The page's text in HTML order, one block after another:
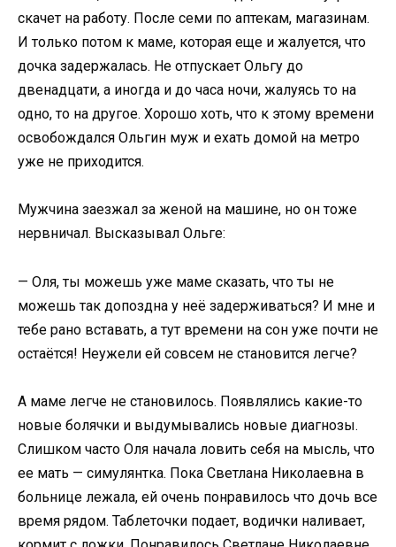
скачет на работу. После семи по аптекам, магазинам.
И только потом к маме, которая еще и жалуется, что
дочка задержалась. Не отпускает Ольгу до
двенадцати, а иногда и до часа ночи, жалуясь то на
одно, то на другое. Хорошо хоть, что к этому времени
освобождался Ольгин муж и ехать домой на метро
уже не приходится.
Мужчина заезжал за женой на машине, но он тоже
нервничал. Высказывал Ольге:
— Оля, ты можешь уже маме сказать, что ты не
можешь так допоздна у неё задерживаться? И мне и
тебе рано вставать, а тут времени на сон уже почти не
остаётся! Неужели ей совсем не становится легче?
А маме легче не становилось. Появлялись какие-то
новые болячки и выдумывались новые диагнозы.
Слишком часто Оля начала ловить себя на мысль, что
ее мать — симулянтка. Пока Светлана Николаевна в
больнице лежала, ей очень понравилось что дочь все
время рядом. Таблеточки подает, водички наливает,